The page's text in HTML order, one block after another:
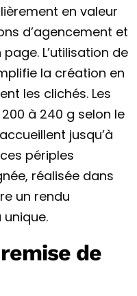
en valeur
d’agencement et
L’utilisation de
la création en
les clichés. Les
à 240 g selon le
jusqu’à
périples
réalisée dans
un rendu
de